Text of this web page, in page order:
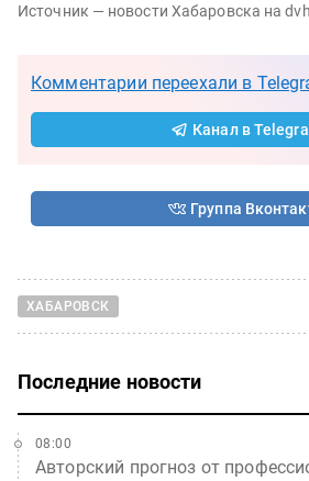
Источник — новости Хабаровска на
Комментарии переехали в
Канал в
Группа
ХАБАРОВСК
Последние новости
Авторский прогноз от
08:00